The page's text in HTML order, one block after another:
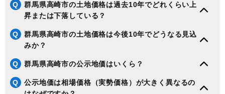
Q
群馬県高崎市の土地価格は過去10年でどれくらい上
昇または下落している？
Q
群馬県高崎市の土地価格は今後10年でどうなる見込
みか？
Q 群馬県高崎市の公示地価はいくら？
Q
公示地価は相場価格（実勢価格）が大きく異なるの